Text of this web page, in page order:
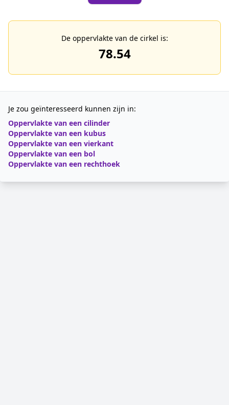
De oppervlakte van de cirkel is:
78.54
Je zou geïnteresseerd kunnen zijn in:
Oppervlakte van een cilinder
Oppervlakte van een kubus
Oppervlakte van een vierkant
Oppervlakte van een bol
Oppervlakte van een rechthoek